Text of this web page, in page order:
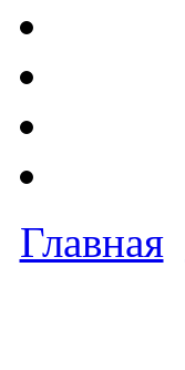
Главная